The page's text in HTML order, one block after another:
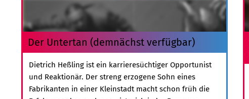
Der Untertan (demnächst verfügbar)
Dietrich Heßling ist ein karrieresüchtiger Opportunist
und Reaktionär. Der streng erzogene Sohn eines
Fabrikanten in einer Kleinstadt macht schon früh die